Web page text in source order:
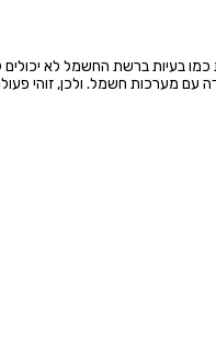
כמו בעיות ברשת החשמל לא
עם מערכות חשמל. ולכן, זוהי